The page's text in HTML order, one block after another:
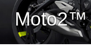
Moto2™